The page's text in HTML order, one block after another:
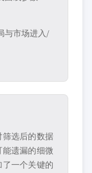
与市场进入/
选后的数据
遗漏的细微
一个关键的